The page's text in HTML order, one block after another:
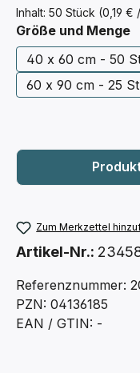
Inhalt: 50 Stück (0,19 €
Größe und Menge
40 x 60 cm - 50
60 x 90 cm - 25
Zum Merkzettel
Artikel-Nr.:
Referenznummer:
PZN: 04136185
EAN / GTIN: -